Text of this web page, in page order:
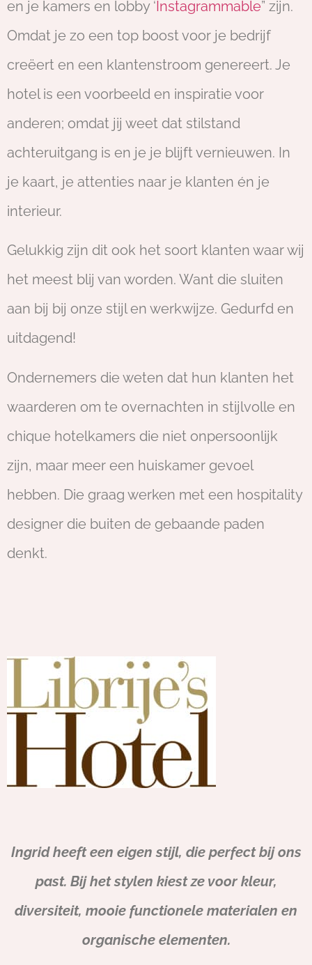
en je kamers en lobby ‘Instagrammable” zijn.
Omdat je zo een top boost voor je bedrijf
creëert en een klantenstroom genereert. Je
hotel is een voorbeeld en inspiratie voor
anderen; omdat jij weet dat stilstand
achteruitgang is en je je blijft vernieuwen. In
je kaart, je attenties naar je klanten én je
interieur.
Gelukkig zijn dit ook het soort klanten waar wij
het meest blij van worden. Want die sluiten
aan bij bij onze stijl en werkwijze. Gedurfd en
uitdagend!
Ondernemers die weten dat hun klanten het
waarderen om te overnachten in stijlvolle en
chique hotelkamers die niet onpersoonlijk
zijn, maar meer een huiskamer gevoel
hebben. Die graag werken met een hospitality
designer die buiten de gebaande paden
denkt.
Ingrid heeft een eigen stijl, die perfect bij ons
past. Bij het stylen kiest ze voor kleur,
diversiteit, mooie functionele materialen en
organische elementen.